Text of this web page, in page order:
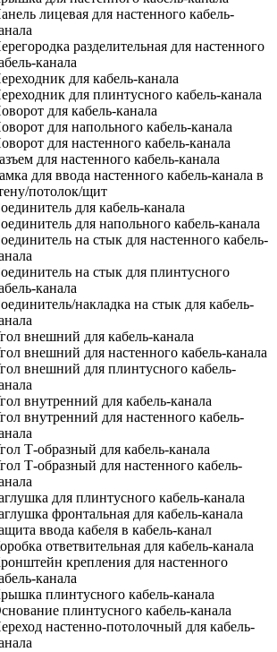
лицевая для настенного кабель-
разделительная для настенного
канала
для кабель-канала
для плинтусного кабель-канала
для кабель-канала
для напольного кабель-канала
для настенного кабель-канала
для настенного кабель-канала
для ввода настенного кабель-канала в
потолок/щит
для кабель-канала
для напольного кабель-канала
на стык для настенного кабель-
на стык для плинтусного
канала
накладка на стык для кабель-
внешний для кабель-канала
внешний для настенного кабель-канала
внешний для плинтусного кабель-
внутренний для кабель-канала
внутренний для настенного кабель-
Т-образный для кабель-канала
Т-образный для настенного кабель-
для плинтусного кабель-канала
фронтальная для кабель-канала
ввода кабеля в кабель-канал
ответвительная для кабель-канала
крепления для настенного
канала
плинтусного кабель-канала
плинтусного кабель-канала
настенно-потолочный для кабель-